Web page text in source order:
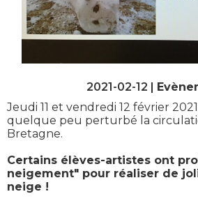
2021-02-12 |
Jeudi 11 et vendredi 12 février
quelque peu perturbé la
Bretagne.
Certains élèves-artistes ont
neigement" pour réaliser de
neige !